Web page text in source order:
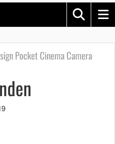
Pocket Cinema Camera